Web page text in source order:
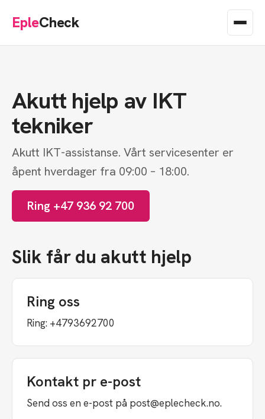
EpleCheck
Akutt hjelp av IKT
tekniker
Akutt IKT-assistanse. Vårt servicesenter er
åpent hverdager fra 09:00 – 18:00.
Ring +47 936 92 700
Slik får du akutt hjelp
Ring oss
Ring: +4793692700
Kontakt pr e-post
Send oss en e-post på post@eplecheck.no.